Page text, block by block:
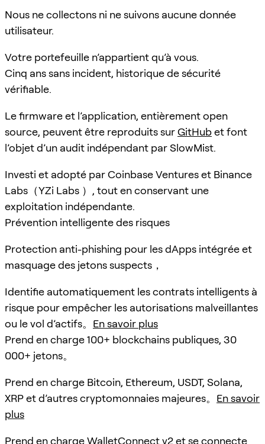
Nous ne collectons ni ne suivons aucune donnée
utilisateur.
Votre portefeuille n’appartient qu’à vous.
Cinq ans sans incident, historique de sécurité
vérifiable.
Le firmware et l’application, entièrement open
source, peuvent être reproduits surGitHubet font
l’objet d’un audit indépendant par SlowMist.
Investi et adopté par Coinbase Ventures et Binance
Labs（YZi Labs ）, tout en conservant une
exploitation indépendante.
Prévention intelligente des risques
Protection anti-phishing pour les dApps intégrée et
masquage des jetons suspects，
Identifie automatiquement les contrats intelligents à
risque pour empêcher les autorisations malveillantes
ou le vol d’actifs。 En savoir plus
Prend en charge 100+ blockchains publiques, 30
000+ jetons。
Prend en charge Bitcoin, Ethereum, USDT, Solana,
XRP et d’autres cryptomonnaies majeures。 En savoir
plus
Prend en charge WalletConnect v2 et se connecte